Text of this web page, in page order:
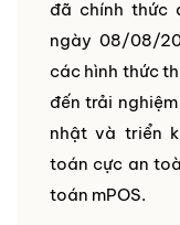
đã chính thức
ngày 08/08/
các hình thức
đến trải
nhật và triển
toán cực an
toán mPOS.